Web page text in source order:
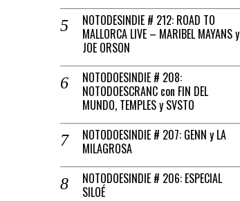
NOTODESINDIE # 212: ROAD TO
MALLORCA LIVE – MARIBEL MAYANS y
JOE ORSON
NOTODOESINDIE # 208:
NOTODOESCRANC con FIN DEL
MUNDO, TEMPLES y SVSTO
NOTODOESINDIE # 207: GENN y LA
MILAGROSA
NOTODOESINDIE # 206: ESPECIAL
SILOÉ